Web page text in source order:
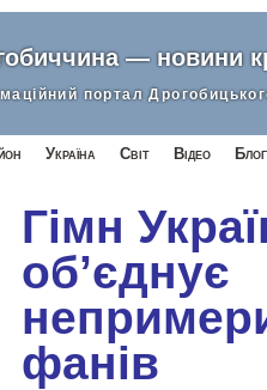
— новини
портал
Україна Світ Відео
Гімн
об’єднує
фанів